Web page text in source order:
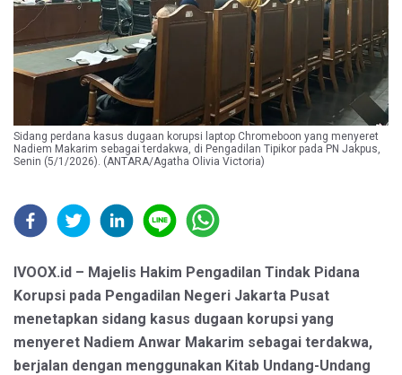
Sidang perdana kasus dugaan korupsi laptop Chromeboon yang menyeret
Nadiem Makarim sebagai terdakwa, di Pengadilan Tipikor pada PN Jakpus,
Senin (5/1/2026). (ANTARA/Agatha Olivia Victoria)
IVOOX.id – Majelis Hakim Pengadilan Tindak Pidana
Korupsi pada Pengadilan Negeri Jakarta Pusat
menetapkan sidang kasus dugaan korupsi yang
menyeret Nadiem Anwar Makarim sebagai terdakwa,
berjalan dengan menggunakan Kitab Undang-Undang